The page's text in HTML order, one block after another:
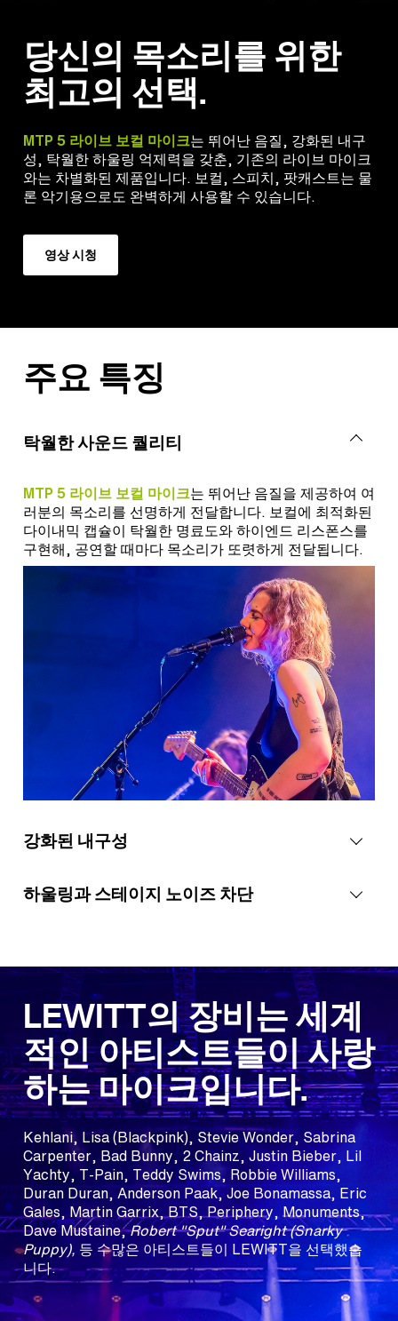
당신의 목소리를 위한
최고의 선택.
MTP 5 라이브 보컬 마이크는 뛰어난 음질, 강화된 내구
성, 탁월한 하울링 억제력을 갖춘, 기존의 라이브 마이크
와는 차별화된 제품입니다. 보컬, 스피치, 팟캐스트는 물
론 악기용으로도 완벽하게 사용할 수 있습니다.
영상 시청
주요 특징
탁월한 사운드 퀄리티
MTP 5 라이브 보컬 마이크는 뛰어난 음질을 제공하여 여
러분의 목소리를 선명하게 전달합니다. 보컬에 최적화된
다이내믹 캡슐이 탁월한 명료도와 하이엔드 리스폰스를
구현해, 공연할 때마다 목소리가 또렷하게 전달됩니다.
강화된 내구성
하울링과 스테이지 노이즈 차단
LEWITT의 장비는 세계
적인 아티스트들이 사랑
하는 마이크입니다.
Kehlani, Lisa (Blackpink), Stevie Wonder, Sabrina
Carpenter, Bad Bunny, 2 Chainz, Justin Bieber, Lil
Yachty, T-Pain, Teddy Swims, Robbie Williams,
Duran Duran, Anderson Paak, Joe Bonamassa, Eric
Gales, Martin Garrix, BTS, Periphery, Monuments,
Dave Mustaine,Robert "Sput" Searight (Snarky
Puppy), 등 수많은 아티스트들이 LEWITT을 선택했습
니다.